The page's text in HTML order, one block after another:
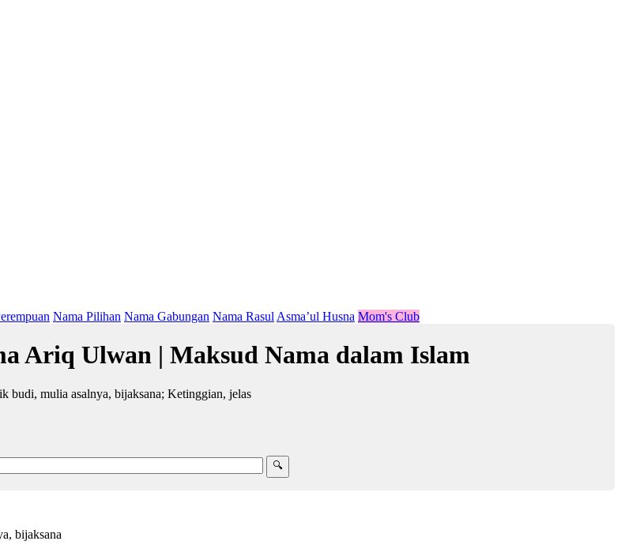
Nama Pilihan Nama Gabungan Nama Rasul Asma’ul Husna Mom's Club
Ariq Ulwan | Maksud Nama dalam Islam
budi, mulia asalnya, bijaksana; Ketinggian, jelas
bijaksana